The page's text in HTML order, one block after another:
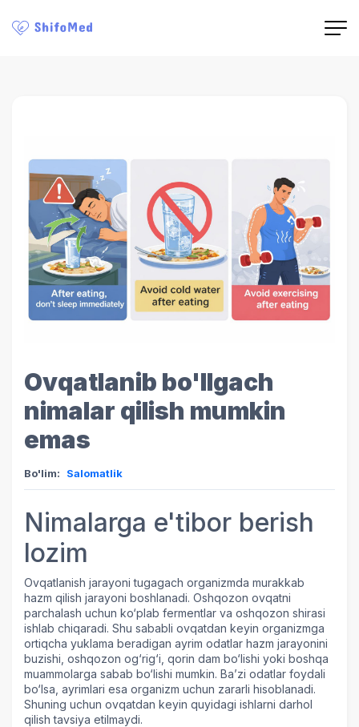
Ovqatlanib bo'llgach
nimalar qilish mumkin
emas
Bo'lim: Salomatlik
Nimalarga e'tibor berish
lozim
Ovqatlanish jarayoni tugagach organizmda murakkab
hazm qilish jarayoni boshlanadi. Oshqozon ovqatni
parchalash uchun ko‘plab fermentlar va oshqozon shirasi
ishlab chiqaradi. Shu sababli ovqatdan keyin organizmga
ortiqcha yuklama beradigan ayrim odatlar hazm jarayonini
buzishi, oshqozon og‘rig‘i, qorin dam bo‘lishi yoki boshqa
muammolarga sabab bo‘lishi mumkin. Ba’zi odatlar foydali
bo‘lsa, ayrimlari esa organizm uchun zararli hisoblanadi.
Shuning uchun ovqatdan keyin quyidagi ishlarni darhol
qilish tavsiya etilmaydi.